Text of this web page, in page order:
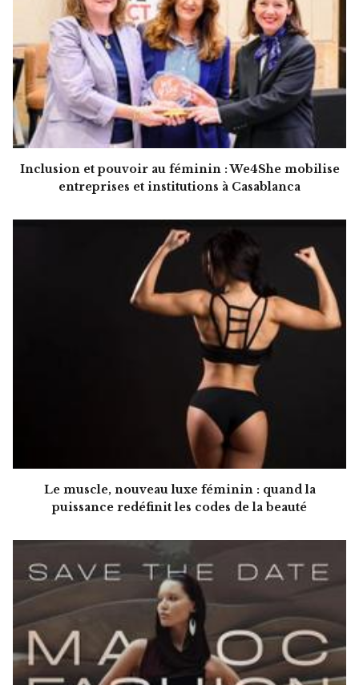
Inclusion et pouvoir au féminin : We4She mobilise
entreprises et institutions à Casablanca
Le muscle, nouveau luxe féminin : quand la
puissance redéfinit les codes de la beauté